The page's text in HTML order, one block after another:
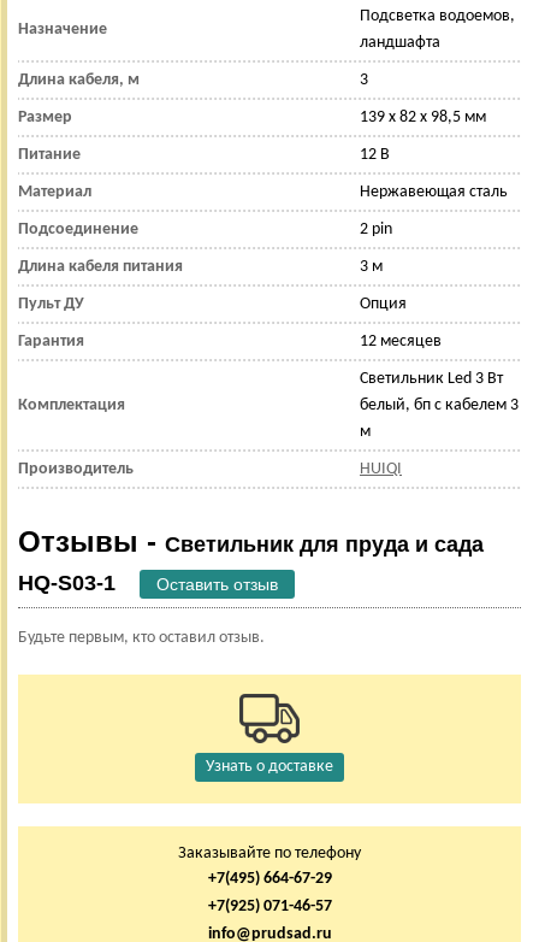
Назначение
Подсветка водоемов,
ландшафта
Длина кабеля, м 3
Размер 139 х 82 х 98,5 мм
Питание 12 В
Материал Нержавеющая сталь
Подсоединение 2 pin
Длина кабеля питания 3 м
Пульт ДУ Опция
Гарантия 12 месяцев
Комплектация
Светильник Led 3 Вт
белый, бп с кабелем 3
м
Производитель HUIQI
Отзывы - Светильник для пруда и сада
HQ-S03-1
Оставить отзыв
Будьте первым, кто оставил отзыв.
Узнать о доставке
Заказывайте по телефону
+7(495) 664-67-29
+7(925) 071-46-57
info@prudsad.ru